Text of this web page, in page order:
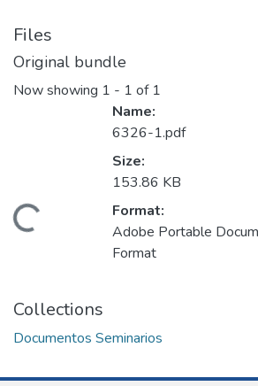
Files
Original bundle
Now showing 1 - 1 of 1
Loading...
Name:
6326-1.pdf
Size:
153.86 KB
Format:
Adobe Portable
Format
Collections
Documentos Seminarios